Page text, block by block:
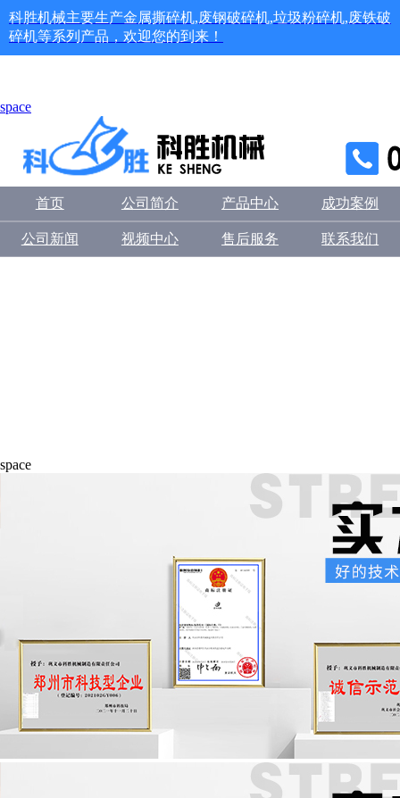
科胜机械主要生产金属撕碎机,废钢破碎机,垃圾粉碎机,废铁破
碎机等系列产品，欢迎您的到来！
space
首页 公司简介 产品中心 成功案例
公司新闻 视频中心 售后服务 联系我们
space